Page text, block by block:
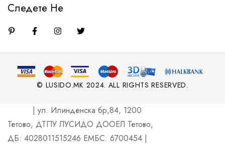
Следете Не
© LUSIDO.MK 2024. ALL RIGHTS RESERVED.
| ул. Илинденска бр,84, 1200
Тетово, ДТПУ ЛУСИДО ДООЕЛ Тетово,
ДБ: 4028011515246 ЕМБС: 6700454 |